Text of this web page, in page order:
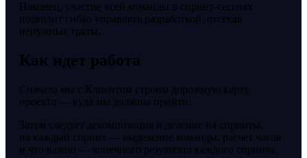
Наконец, участие всей команды в спринт-сессиях
позволит гибко управлять разработкой, отсекая
ненужные траты.
Как идет работа
Сначала мы с Клиентом строим дорожную карту
проекта — куда мы должны прийти.
Затем следует декомпозиция и деление на спринты,
на каждый спринт — выделение команды, расчет часов
и что важно — конечного результата каждого спринта.